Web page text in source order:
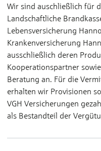
Wir sind auschließlich für
Landschaftliche
Lebensversicherung
Krankenversicherung
ausschließlich deren
Kooperationspartner
Beratung an. Für die
erhalten wir Provisionen
VGH Versicherungen
als Bestandteil der